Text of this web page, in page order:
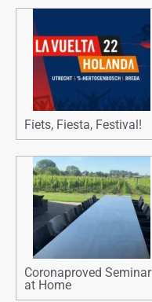
Fiets, Fiesta, Festival!
Coronaproved Seminar
at Home